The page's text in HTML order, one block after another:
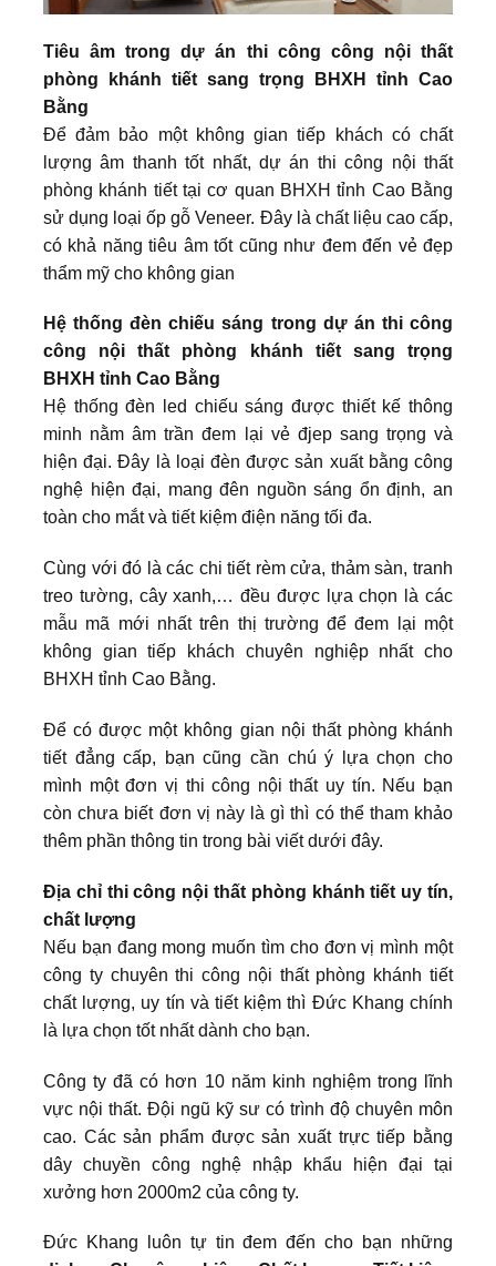
Tiêu âm trong dự án thi công công nội thất
phòng khánh tiết sang trọng BHXH tỉnh Cao
Bằng
Để đảm bảo một không gian tiếp khách có chất
lượng âm thanh tốt nhất, dự án thi công nội thất
phòng khánh tiết tại cơ quan BHXH tỉnh Cao Bằng
sử dụng loại ốp gỗ Veneer. Đây là chất liệu cao cấp,
có khả năng tiêu âm tốt cũng như đem đến vẻ đẹp
thẩm mỹ cho không gian
Hệ thống đèn chiếu sáng trong dự án thi công
công nội thất phòng khánh tiết sang trọng
BHXH tỉnh Cao Bằng
Hệ thống đèn led chiếu sáng được thiết kế thông
minh nằm âm trần đem lại vẻ đjep sang trọng và
hiện đại. Đây là loại đèn được sản xuất bằng công
nghệ hiện đại, mang đên nguồn sáng ổn định, an
toàn cho mắt và tiết kiệm điện năng tối đa.
Cùng với đó là các chi tiết rèm cửa, thảm sàn, tranh
treo tường, cây xanh,… đều được lựa chọn là các
mẫu mã mới nhất trên thị trường để đem lại một
không gian tiếp khách chuyên nghiệp nhất cho
BHXH tỉnh Cao Bằng.
Để có được một không gian nội thất phòng khánh
tiết đẳng cấp, bạn cũng cần chú ý lựa chọn cho
mình một đơn vị thi công nội thất uy tín. Nếu bạn
còn chưa biết đơn vị này là gì thì có thể tham khảo
thêm phần thông tin trong bài viết dưới đây.
Địa chỉ thi công nội thất phòng khánh tiết uy tín,
chất lượng
Nếu bạn đang mong muốn tìm cho đơn vị mình một
công ty chuyên thi công nội thất phòng khánh tiết
chất lượng, uy tín và tiết kiệm thì Đức Khang chính
là lựa chọn tốt nhất dành cho bạn.
Công ty đã có hơn 10 năm kinh nghiệm trong lĩnh
vực nội thất. Đội ngũ kỹ sư có trình độ chuyên môn
cao. Các sản phẩm được sản xuất trực tiếp bằng
dây chuyền công nghệ nhập khẩu hiện đại tại
xưởng hơn 2000m2 của công ty.
Đức Khang luôn tự tin đem đến cho bạn những